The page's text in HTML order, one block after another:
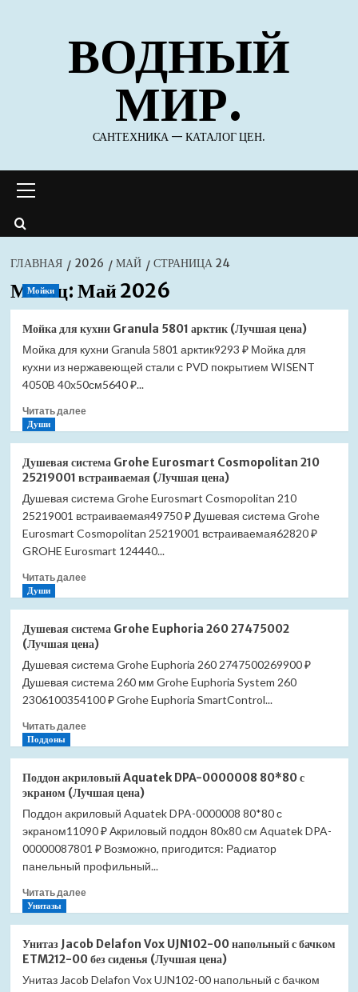
содержимомуВОДНЫЙ
МИР.
САНТЕХНИКА — КАТАЛОГ ЦЕН.
меню
ГЛАВНАЯ 2026 МАЙ СТРАНИЦА 24
Месяц:Май 2026
Мойки
Мойка для кухни Granula 5801 арктик (Лучшая цена)
Мойка для кухни Granula 5801 арктик9293 ₽ Мойка для
кухни из нержавеющей стали с PVD покрытием WISENT
4050B 40х50см5640 ₽...
Читать далееПрочитать
для
кухни
Granula
5801
арктик
(Лучшая
Души
Душевая система Grohe Eurosmart Cosmopolitan 210
25219001 встраиваемая (Лучшая цена)
Душевая система Grohe Eurosmart Cosmopolitan 210
25219001 встраиваемая49750 ₽ Душевая система Grohe
Eurosmart Cosmopolitan 25219001 встраиваемая62820 ₽
GROHE Eurosmart 124440...
Читать далееПрочитать
система
Grohe
Eurosmart
Cosmopolitan
210
встраиваемая
цена)
Души
Душевая система Grohe Euphoria 260 27475002
(Лучшая цена)
Душевая система Grohe Euphoria 260 2747500269900 ₽
Душевая система 260 мм Grohe Euphoria System 260
2306100354100 ₽ Grohe Euphoria SmartControl...
Читать далееПрочитать
система
Grohe
Euphoria
260
27475002
(Лучшая
цена)
Поддоны
Поддон акриловый Aquatek DPA-0000008 80*80 с
экраном (Лучшая цена)
Поддон акриловый Aquatek DPA-0000008 80*80 с
экраном11090 ₽ Акриловый поддон 80x80 см Aquatek DPA-
00000087801 ₽ Возможно, пригодится: Радиатор
панельный профильный...
Читать далееПрочитать
Поддон
акриловый
Aquatek
DPA-
Унитазы
Унитаз Jacob Delafon Vox UJN102-00 напольный с бачком
ETM212-00 без сиденья (Лучшая цена)
Унитаз Jacob Delafon Vox UJN102-00 напольный с бачком